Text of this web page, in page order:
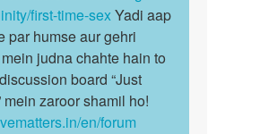
first-time-sexYadi aap
par humse aur gehri
judna chahte hain to
board “Just
mein zaroor shamil ho!
en/forum